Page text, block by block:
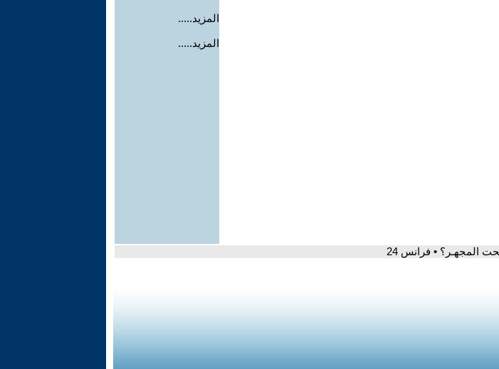
المزيد.....
المزيد.....
المجهـر؟ • فرانس 24